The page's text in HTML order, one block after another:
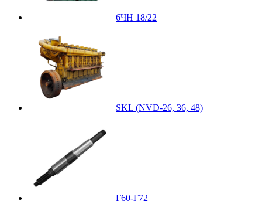
6ЧН 18/22
SKL (NVD-26, 36, 48)
Г60-Г72